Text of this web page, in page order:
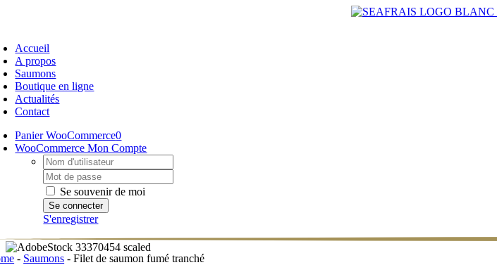
Accueil
A propos
Saumons
Boutique en ligne
Actualités
Contact
Panier WooCommerce0
WooCommerce Mon Compte
Username:
Password:
Se souvenir de moi
S'enregistrer
- Saumons -Filet de saumon fumé tranché